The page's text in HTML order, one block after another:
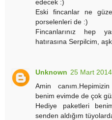
edecek :)
Eski fincanlar ne
porselenleri de :)
Fincanlarınız hep
hatırasına Serpilcim,
Unknown 25 Mart
Amin
benim evimde de çok
Hediye paketleri
senden aldığım